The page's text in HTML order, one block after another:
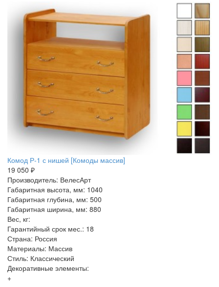
Комод Р-1 с нишей [Комоды массив]
19 050 ₽
Производитель: ВелесАрт
Габаритная высота, мм: 1040
Габаритная глубина, мм: 500
Габаритная ширина, мм: 880
Вес, кг:
Гарантийный срок мес.: 18
Страна: Россия
Материалы: Массив
Стиль: Классический
Декоративные элементы:
+